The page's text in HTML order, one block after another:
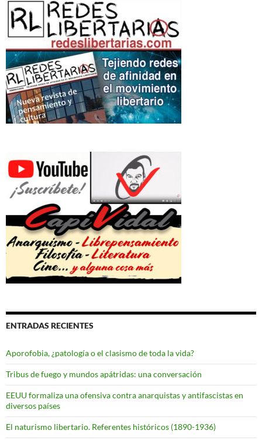
ENTRADAS RECIENTES
Aporofobia, ¿patología o el clasismo de toda la vida?
Tribus de fuego y mundos apátridas: una conversación
EEUU formaliza una ofensiva contra anarquistas y antifascistas en
diversos países
El naturismo libertario. Referentes históricos (1890-1936)